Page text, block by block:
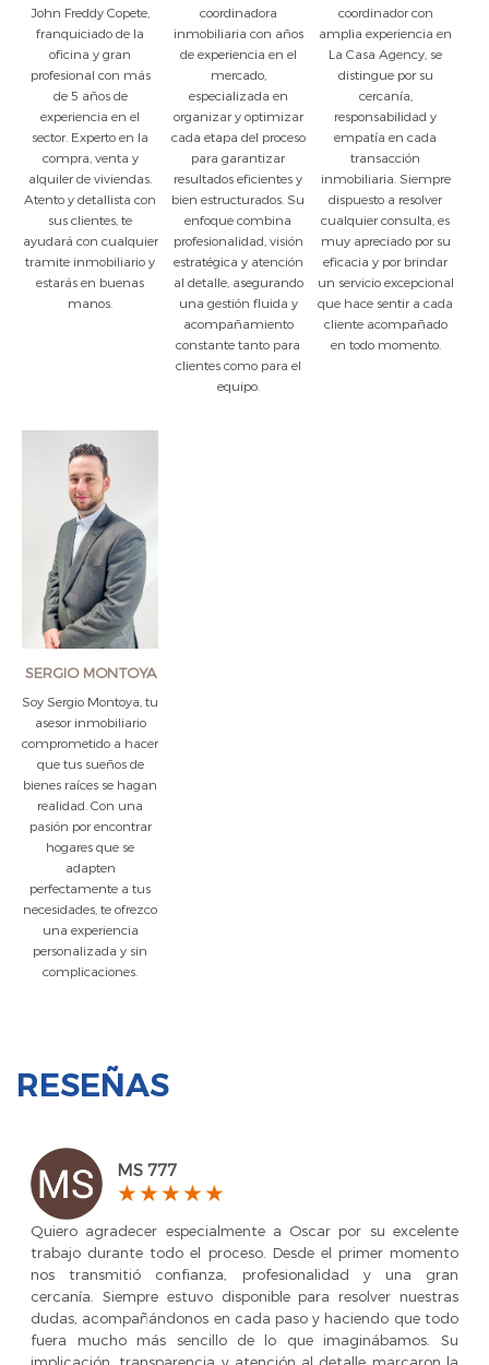
John Freddy Copete,
franquiciado de la
oficina y gran
profesional con más
de 5 años de
experiencia en el
sector. Experto en la
compra, venta y
alquiler de viviendas.
Atento y detallista con
sus clientes, te
ayudará con cualquier
tramite inmobiliario y
estarás en buenas
manos.
coordinadora
inmobiliaria con años
de experiencia en el
mercado,
especializada en
organizar y optimizar
cada etapa del proceso
para garantizar
resultados eficientes y
bien estructurados. Su
enfoque combina
profesionalidad, visión
estratégica y atención
al detalle, asegurando
una gestión fluida y
acompañamiento
constante tanto para
clientes como para el
equipo.
coordinador con
amplia experiencia en
La Casa Agency, se
distingue por su
cercanía,
responsabilidad y
empatía en cada
transacción
inmobiliaria. Siempre
dispuesto a resolver
cualquier consulta, es
muy apreciado por su
eficacia y por brindar
un servicio excepcional
que hace sentir a cada
cliente acompañado
en todo momento.
SERGIO MONTOYA
Soy Sergio Montoya, tu
asesor inmobiliario
comprometido a hacer
que tus sueños de
bienes raíces se hagan
realidad. Con una
pasión por encontrar
hogares que se
adapten
perfectamente a tus
necesidades, te ofrezco
una experiencia
personalizada y sin
complicaciones.
RESEÑAS
MS 777
Quiero agradecer especialmente a Oscar por su excelente
trabajo durante todo el proceso. Desde el primer momento
nos transmitió confianza, profesionalidad y una gran
cercanía. Siempre estuvo disponible para resolver nuestras
dudas, acompañándonos en cada paso y haciendo que todo
fuera mucho más sencillo de lo que imaginábamos. Su